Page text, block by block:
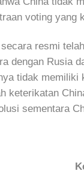
voting yang
resmi
dengan Rusia
tidak
keterikatan
sementara